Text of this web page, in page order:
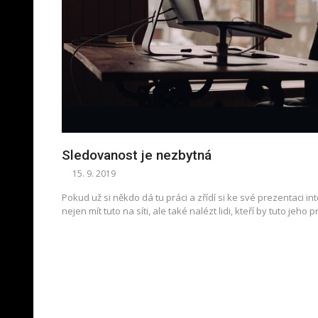
Sledovanost je nezbytná
15. 9. 2019
Pokud už si někdo dá tu práci a zřídí si ke své prezentaci
nejen mít tuto na síti, ale také nalézt lidi, kteří by tuto jeho